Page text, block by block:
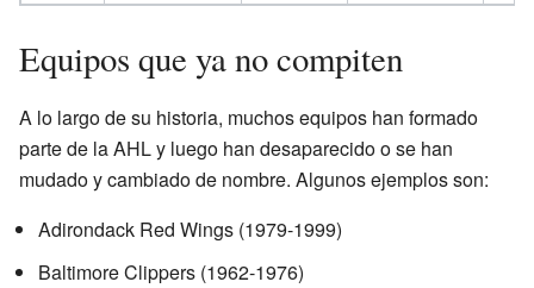
Equipos que ya no compiten
A lo largo de su historia, muchos equipos han formado
parte de la AHL y luego han desaparecido o se han
mudado y cambiado de nombre. Algunos ejemplos son:
Adirondack Red Wings (1979-1999)
Baltimore Clippers (1962-1976)